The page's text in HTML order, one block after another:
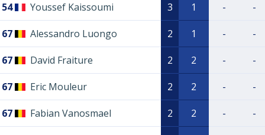
54 Youssef Kaissoumi 3 1 - -
67 Alessandro Luongo 2 1 - -
67 David Fraiture 2 2 - -
67 Eric Mouleur 2 2 - -
67 Fabian Vanosmael 2 2 - -